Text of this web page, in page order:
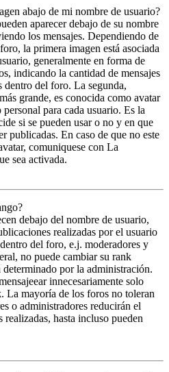
abajo de mi nombre de usuario?
aparecer debajo de su nombre
los mensajes. Dependiendo de
la primera imagen está asociada
generalmente en forma de
indicando la cantidad de mensajes
dentro del foro. La segunda,
grande, es conocida como avatar
para cada usuario. Es la
si se pueden usar o no y en que
publicadas. En caso de que no este
comuniquese con La
sea activada.
debajo del nombre de usuario,
realizadas por el usuario
del foro, e.j. moderadores y
no puede cambiar su rank
determinado por la administración.
innecesariamente solo
La mayoría de los foros no toleran
o administradores reducirán el
hasta incluso pueden